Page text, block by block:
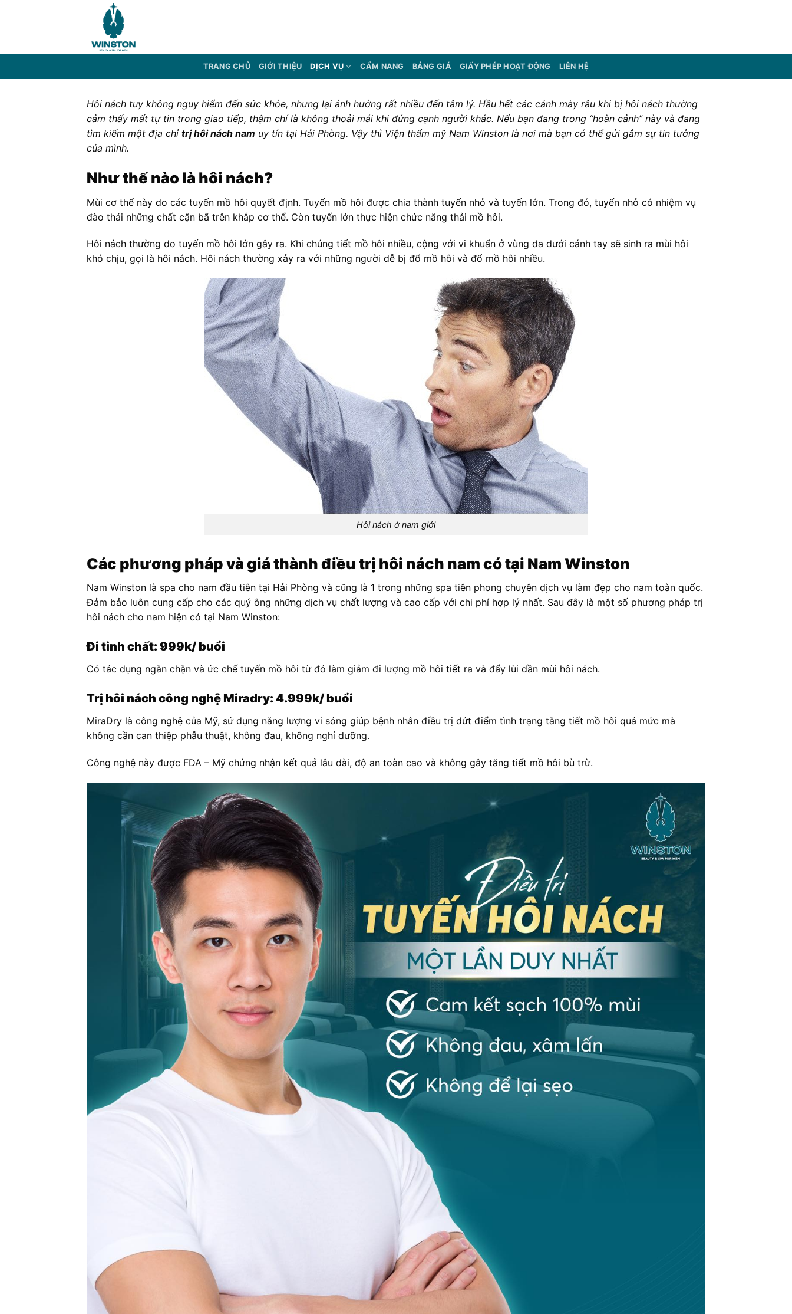
TRANG CHỦ GIỚI THIỆU DỊCH VỤ CẨM NANG BẢNG GIÁ GIẤY PHÉP HOẠT ĐỘNG LIÊN HỆ
Hôi nách tuy không nguy hiểm đến sức khỏe, nhưng lại ảnh hưởng rất nhiều đến tâm lý. Hầu hết các cánh mày râu khi bị hôi nách thường
cảm thấy mất tự tin trong giao tiếp, thậm chí là không thoải mái khi đứng cạnh người khác. Nếu bạn đang trong “hoàn cảnh” này và đang
tìm kiếm một địa chỉ trị hôi nách nam uy tín tại Hải Phòng. Vậy thì Viện thẩm mỹ Nam Winston là nơi mà bạn có thể gửi gắm sự tin tưởng
của mình.
Như thế nào là hôi nách?
Mùi cơ thể này do các tuyến mồ hôi quyết định. Tuyến mồ hôi được chia thành tuyến nhỏ và tuyến lớn. Trong đó, tuyến nhỏ có nhiệm vụ
đào thải những chất cặn bã trên khắp cơ thể. Còn tuyến lớn thực hiện chức năng thải mồ hôi.
Hôi nách thường do tuyến mồ hôi lớn gây ra. Khi chúng tiết mồ hôi nhiều, cộng với vi khuẩn ở vùng da dưới cánh tay sẽ sinh ra mùi hôi
khó chịu, gọi là hôi nách. Hôi nách thường xảy ra với những người dễ bị đổ mồ hôi và đổ mồ hôi nhiều.
Hôi nách ở nam giới
Các phương pháp và giá thành điều trị hôi nách nam có tại Nam Winston
Nam Winston là spa cho nam đầu tiên tại Hải Phòng và cũng là 1 trong những spa tiên phong chuyên dịch vụ làm đẹp cho nam toàn quốc.
Đảm bảo luôn cung cấp cho các quý ông những dịch vụ chất lượng và cao cấp với chi phí hợp lý nhất. Sau đây là một số phương pháp trị
hôi nách cho nam hiện có tại Nam Winston:
Đi tinh chất: 999k/ buổi
Có tác dụng ngăn chặn và ức chế tuyến mồ hôi từ đó làm giảm đi lượng mồ hôi tiết ra và đẩy lùi dần mùi hôi nách.
Trị hôi nách công nghệ Miradry: 4.999k/ buổi
MiraDry là công nghệ của Mỹ, sử dụng năng lượng vi sóng giúp bệnh nhân điều trị dứt điểm tình trạng tăng tiết mồ hôi quá mức mà
không cần can thiệp phẫu thuật, không đau, không nghỉ dưỡng.
Công nghệ này được FDA – Mỹ chứng nhận kết quả lâu dài, độ an toàn cao và không gây tăng tiết mồ hôi bù trừ.